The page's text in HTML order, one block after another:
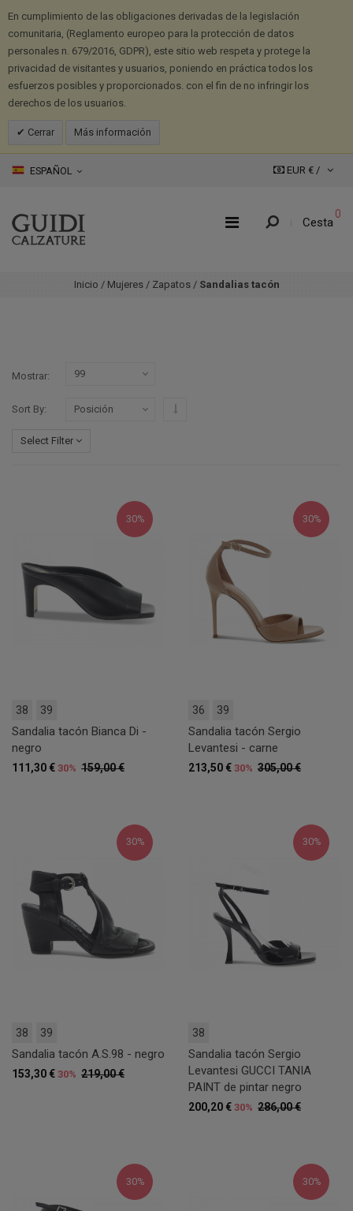
En cumplimiento de las obligaciones derivadas de la legislación
comunitaria, (Reglamento europeo para la protección de datos
personales n. 679/2016, GDPR), este sitio web respeta y protege la
privacidad de visitantes y usuarios, poniendo en práctica todos los
esfuerzos posibles y proporcionados. con el fin de no infringir los
derechos de los usuarios.
Cerrar Más información
ESPAÑOL EUR € /
Cesta
0
Inicio / Mujeres / Zapatos / Sandalias tacón
Mostrar
Sort By
Select Filter
30%
38 39
Sandalia tacón Bianca Di -
negro
159,00 €
111,30 € 30%
30%
36 39
Sandalia tacón Sergio
Levantesi - carne
305,00 €
213,50 € 30%
30%
38 39
Sandalia tacón A.S.98 - negro
219,00 €
153,30 € 30%
30%
38
Sandalia tacón Sergio
Levantesi GUCCI TANIA
PAINT de pintar negro
286,00 €
200,20 € 30%
30% 30%